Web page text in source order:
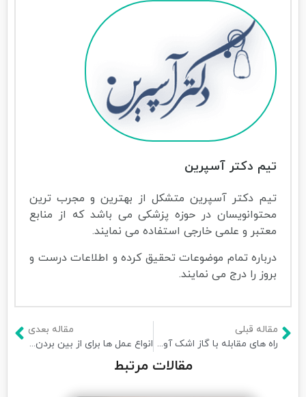
تیم دکتر آسپرین
تیم دکتر آسپرین متشکل از بهترین و مجرب ترین
محتوانویسان در حوزه پزشکی می باشد که از منابع
معتبر و علمی خارجی استفاده می نمایند.
درباره تمام موضوعات تحقیق کرده و اطلاعات درست و
بروز را درج می نمایند.
مقاله قبلی
راه های مقابله با گاز اشک آور چیست
مقاله بعدی
انواع عمل ها برای از بین بردن عیوب چشم
مقالات مرتبط